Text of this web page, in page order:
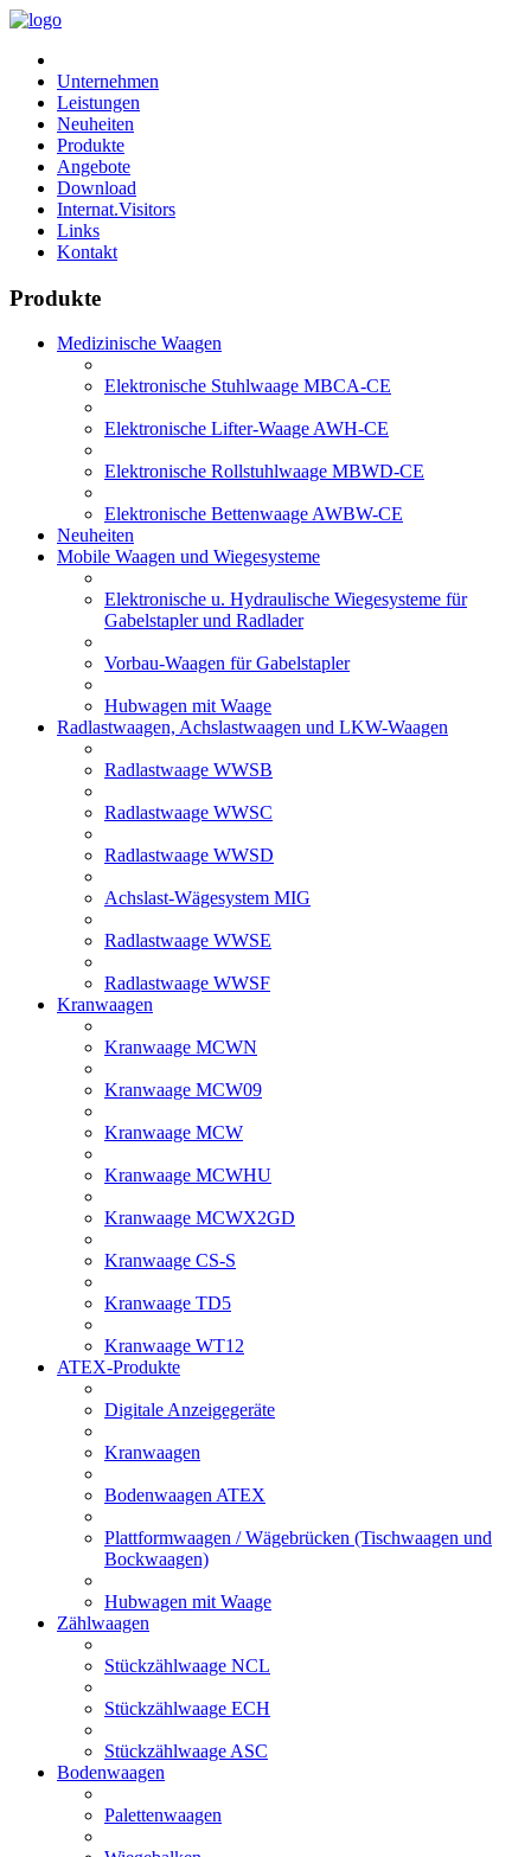
Unternehmen
Leistungen
Neuheiten
Produkte
Angebote
Download
Internat.Visitors
Links
Kontakt
Produkte
Medizinische Waagen
Elektronische Stuhlwaage MBCA-CE
Elektronische Lifter-Waage AWH-CE
Elektronische Rollstuhlwaage MBWD-CE
Elektronische Bettenwaage AWBW-CE
Neuheiten
Mobile Waagen und Wiegesysteme
Elektronische u. Hydraulische Wiegesysteme für
Gabelstapler und Radlader
Vorbau-Waagen für Gabelstapler
Hubwagen mit Waage
Radlastwaagen, Achslastwaagen und LKW-Waagen
Radlastwaage WWSB
Radlastwaage WWSC
Radlastwaage WWSD
Achslast-Wägesystem MIG
Radlastwaage WWSE
Radlastwaage WWSF
Kranwaagen
Kranwaage MCWN
Kranwaage MCW09
Kranwaage MCW
Kranwaage MCWHU
Kranwaage MCWX2GD
Kranwaage CS-S
Kranwaage TD5
Kranwaage WT12
ATEX-Produkte
Digitale Anzeigegeräte
Kranwaagen
Bodenwaagen ATEX
Plattformwaagen / Wägebrücken (Tischwaagen und
Bockwaagen)
Hubwagen mit Waage
Zählwaagen
Stückzählwaage NCL
Stückzählwaage ECH
Stückzählwaage ASC
Bodenwaagen
Palettenwaagen